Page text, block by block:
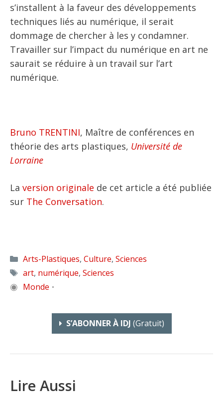
s’installent à la faveur des développements
techniques liés au numérique, il serait
dommage de chercher à les y condamner.
Travailler sur l’impact du numérique en art ne
saurait se réduire à un travail sur l’art
numérique.
Bruno TRENTINI, Maître de conférences en
théorie des arts plastiques, Université de
Lorraine
La version originale de cet article a été publiée
sur The Conversation.
Catégories
Arts-Plastiques, Culture, Sciences
Étiquettes
art, numérique, Sciences
◉ Monde •
S’ABONNER À IDJ (gratuit)
Lire Aussi